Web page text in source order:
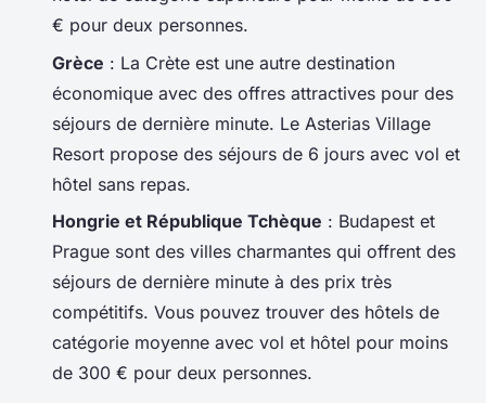
€ pour deux personnes.
Grèce : La Crète est une autre destination
économique avec des offres attractives pour des
séjours de dernière minute. Le Asterias Village
Resort propose des séjours de 6 jours avec vol et
hôtel sans repas.
Hongrie et République Tchèque : Budapest et
Prague sont des villes charmantes qui offrent des
séjours de dernière minute à des prix très
compétitifs. Vous pouvez trouver des hôtels de
catégorie moyenne avec vol et hôtel pour moins
de 300 € pour deux personnes.